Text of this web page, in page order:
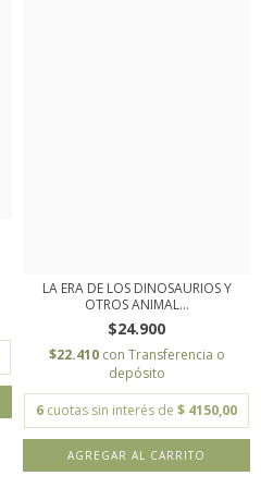
LA ERA DE LOS DINOSAURIOS Y
OTROS ANIMAL...
$24.900
$22.410 con Transferencia o
depósito
6 cuotas sin interés de $ 4150,00